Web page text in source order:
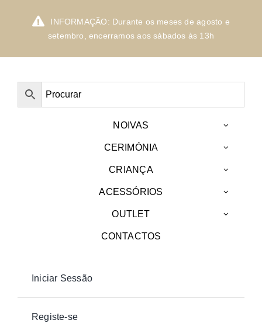
INFORMAÇÃO: Durante os meses de agosto e
setembro, encerramos aos sábados às 13h
NOIVAS
CERIMÓNIA
CRIANÇA
ACESSÓRIOS
OUTLET
CONTACTOS
Iniciar Sessão
Registe-se